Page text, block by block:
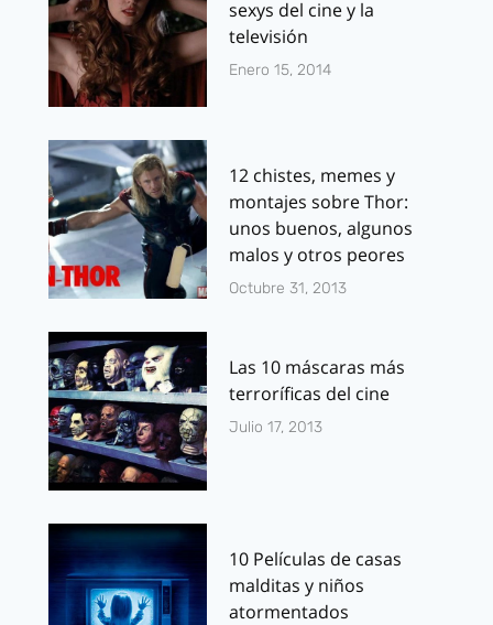
sexys del cine y la
televisión
Enero 15, 2014
12 chistes, memes y
montajes sobre Thor:
unos buenos, algunos
malos y otros peores
Octubre 31, 2013
Las 10 máscaras más
terroríficas del cine
Julio 17, 2013
10 Películas de casas
malditas y niños
atormentados